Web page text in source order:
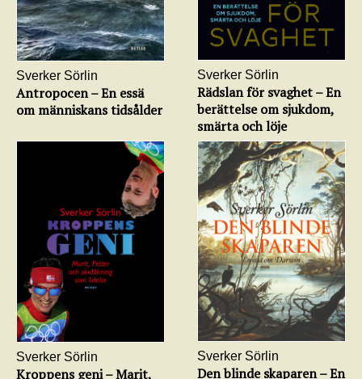
Sverker Sörlin
Antropocen – En essä
om människans tidsålder
Sverker Sörlin
Rädslan för svaghet – En
berättelse om sjukdom,
smärta och löje
Sverker Sörlin
Kroppens geni – Marit,
Sverker Sörlin
Den blinde skaparen – En